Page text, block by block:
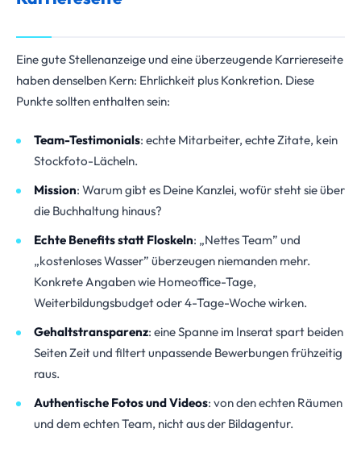
Eine gute Stellenanzeige und eine überzeugende Karriereseite
haben denselben Kern: Ehrlichkeit plus Konkretion. Diese
Punkte sollten enthalten sein:
Team-Testimonials: echte Mitarbeiter, echte Zitate, kein
Stockfoto-Lächeln.
Mission: Warum gibt es Deine Kanzlei, wofür steht sie über
die Buchhaltung hinaus?
Echte Benefits statt Floskeln: „Nettes Team” und
„kostenloses Wasser” überzeugen niemanden mehr.
Konkrete Angaben wie Homeoffice-Tage,
Weiterbildungsbudget oder 4-Tage-Woche wirken.
Gehaltstransparenz: eine Spanne im Inserat spart beiden
Seiten Zeit und filtert unpassende Bewerbungen frühzeitig
raus.
Authentische Fotos und Videos: von den echten Räumen
und dem echten Team, nicht aus der Bildagentur.